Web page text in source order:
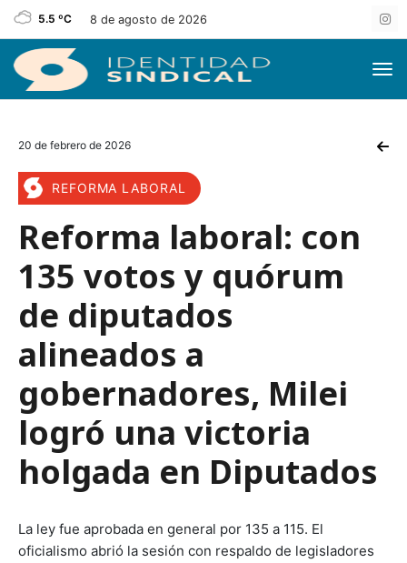
5.5 ºC 8 de agosto de 2026
20 de febrero de 2026
REFORMA LABORAL
Reforma laboral: con
135 votos y quórum
de diputados
alineados a
gobernadores, Milei
logró una victoria
holgada en Diputados
La ley fue aprobada en general por 135 a 115. El
oficialismo abrió la sesión con respaldo de legisladores